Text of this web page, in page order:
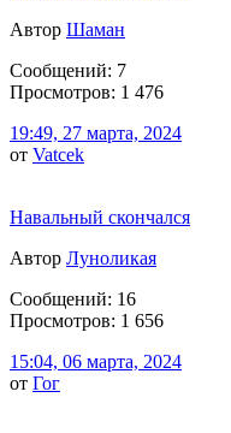
Автор Шаман
Сообщений: 7
Просмотров: 1 476
19:49, 27 марта, 2024
от Vatcek
Навальный скончался
Автор Луноликая
Сообщений: 16
Просмотров: 1 656
15:04, 06 марта, 2024
от Гог